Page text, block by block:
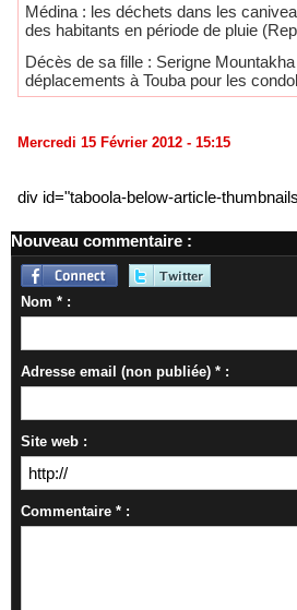
Médina : les déchets dans les
des habitants en période de pluie
Décès de sa fille : Serigne
déplacements à Touba pour les
Mercredi 15 Février 2012 - 15:15
div id="taboola-below-article-
Nouveau commentaire :
Nom * :
Adresse email (non publiée) * :
Site web :
Commentaire * :